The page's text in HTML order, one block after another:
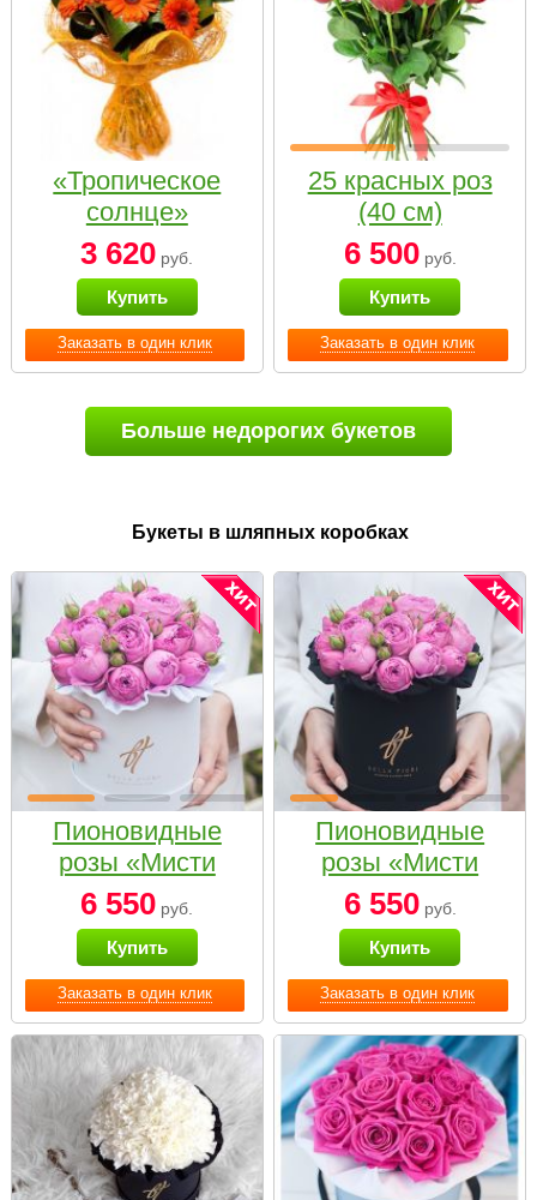
Заказать в один клик
«Тропическое
солнце»
3 620 руб.
Купить
Заказать в один клик
25 красных роз
(40 см)
6 500руб.
Купить
Больше недорогих букетов
Букеты в шляпных коробках
Заказать в один клик
Пионовидные
розы «Мисти
бабблс» в белой
коробке Small
6 550 руб.
Купить
Заказать в один клик
Пионовидные
розы «Мисти
бабблс» в
черной коробке
Small
6 550руб.
Купить